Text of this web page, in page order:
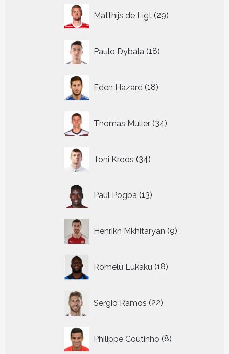
Matthijs de Ligt 29
producten
Paulo Dybala 18
producten
Eden Hazard 18
producten
Thomas Muller 34
producten
Toni Kroos 34
producten
Paul Pogba 13
producten
Henrikh Mkhitaryan 9
producten
Romelu Lukaku 18
producten
Sergio Ramos 22
producten
Philippe Coutinho 8
producten